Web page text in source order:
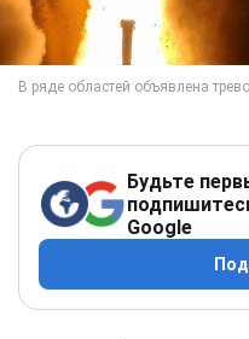
Будьте
Google